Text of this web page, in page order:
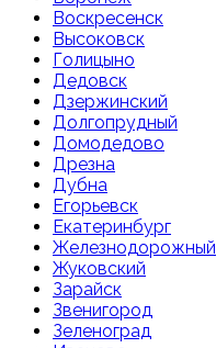
Воскресенск
Высоковск
Голицыно
Дедовск
Дзержинский
Долгопрудный
Домодедово
Дрезна
Дубна
Егорьевск
Екатеринбург
Железнодорожный
Жуковский
Зарайск
Звенигород
Зеленоград